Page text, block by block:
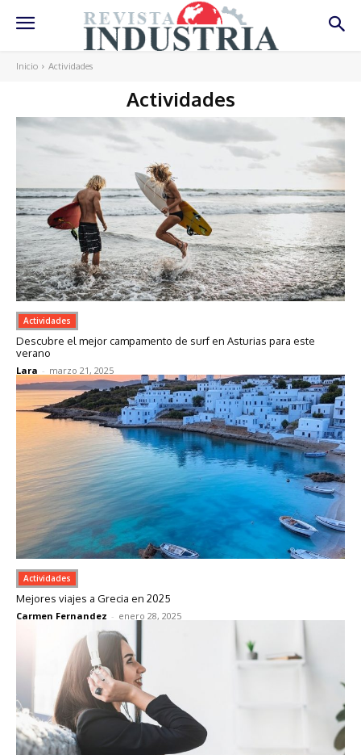
Inicio Actividades
Actividades
Actividades
Descubre el mejor campamento de surf en Asturias para este
verano
Lara - marzo 21, 2025
Actividades
Mejores viajes a Grecia en 2025
Carmen Fernandez - enero 28, 2025